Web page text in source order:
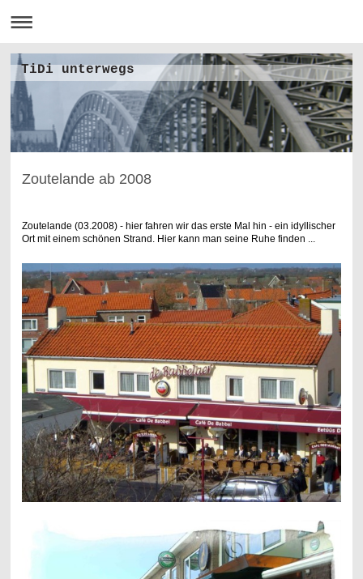
TiDi unterwegs
Zoutelande ab 2008
Zoutelande (03.2008) - hier fahren wir das erste Mal hin - ein idyllischer
Ort mit einem schönen Strand. Hier kann man seine Ruhe finden ...